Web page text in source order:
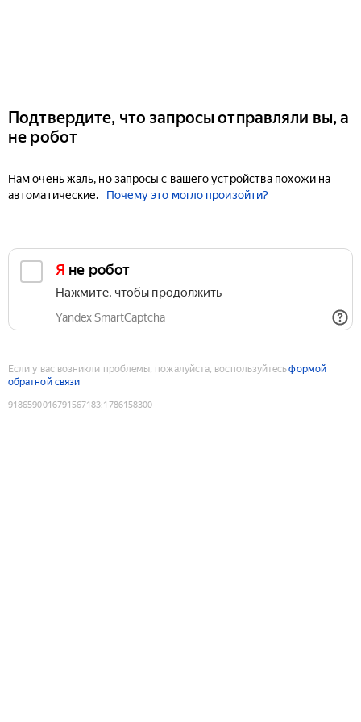
Подтвердите, что запросы отправляли вы, а
не робот
Нам очень жаль, но запросы с вашего устройства похожи на
автоматические.
Почему это могло произойти?
Я не робот
Нажмите, чтобы продолжить
Yandex SmartCaptcha
Если у вас возникли проблемы, пожалуйста, воспользуйтесьформой
обратной связи
9186590016791567183:1786158300